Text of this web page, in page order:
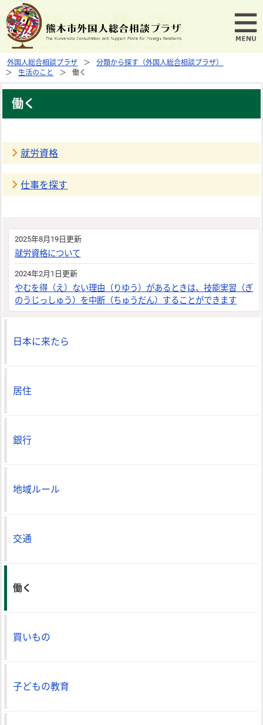
外国人総合相談プラザ
分類から探す（外国人総合相談プラザ）
生活のこと
働く
働く
就労資格
仕事を探す
2025年8月19日更新
就労資格について
2024年2月1日更新
やむを得（え）ない理由（りゆう）があるときは、技能実習（ぎ
のうじっしゅう）を中断（ちゅうだん）することができます
日本に来たら
居住
銀行
地域ルール
交通
働く
買いもの
子どもの教育